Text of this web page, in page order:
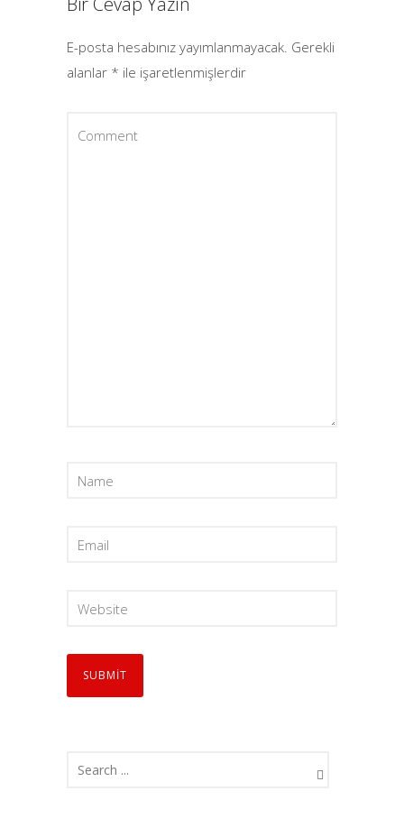
E-posta hesabınız yayımlanmayacak. Gerekli
alanlar * ile işaretlenmişlerdir